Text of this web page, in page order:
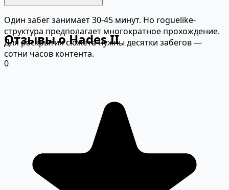
Один забег занимает 30-45 минут. Но roguelike-
структура предполагает многократное прохождение.
Для раскрытия сюжета нужны десятки забегов —
сотни часов контента.
Отзывы о Hades II
0